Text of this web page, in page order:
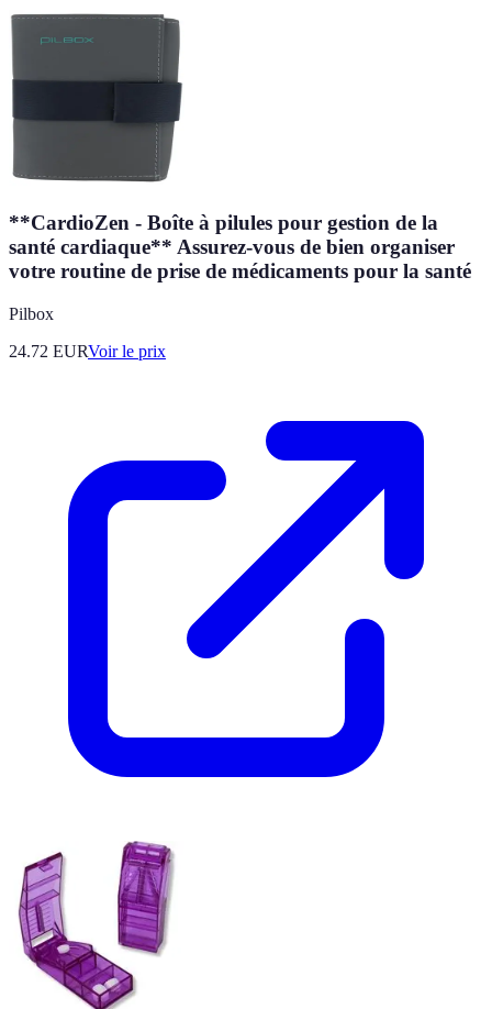
**CardioZen - Boîte à pilules pour gestion de la
santé cardiaque** Assurez-vous de bien organiser
votre routine de prise de médicaments pour la santé
Pilbox
24.72 EURVoir le prix